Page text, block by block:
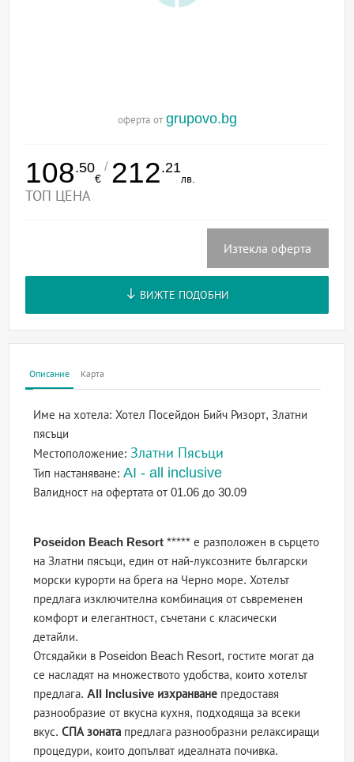
оферта от grupovo.bg
108.50
€
/ 212.21
лв.
ТОП ЦЕНА
Изтекла оферта
ВИЖТЕ ПОДОБНИ
Описание Карта
Име на хотела: Хотел Посейдон Бийч Ризорт, Златни
пясъци
Местоположение: Златни Пясъци
Тип настаняване:AI - all inclusive
Валидност на офертатаот 01.06 до 30.09
Poseidon Beach Resort ***** е разположен в сърцето
на Златни пясъци, един от най-луксозните български
морски курорти на брега на Черно море. Хотелът
предлага изключителна комбинация от съвременен
комфорт и елегантност, съчетани с класически
детайли.
Отсядайки в Poseidon Beach Resort, гостите могат да
се насладят на множеството удобства, които хотелът
предлага.All Inclusive изхранване предоставя
разнообразие от вкусна кухня, подходяща за всеки
вкус.СПА зоната предлага разнообразни релаксиращи
процедури, които допълват идеалната почивка.